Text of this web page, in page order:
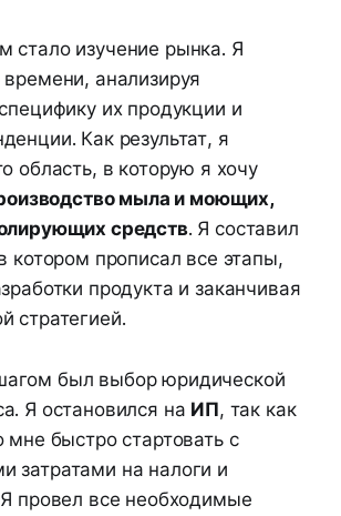
стало изучение рынка. Я
анализируя
их продукции и
Как результат, я
область, в которую я хочу
мыла и моющих,
средств. Я составил
котором прописал все этапы,
продукта и заканчивая
стратегией.
был выбор юридической
Я остановился на ИП, так как
мне быстро стартовать с
затратами на налоги и
провел все необходимые